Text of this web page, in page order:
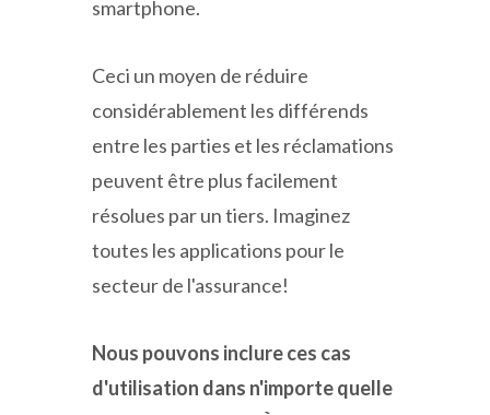
smartphone.
Ceci un moyen de réduire
considérablement les différends
entre les parties et les réclamations
peuvent être plus facilement
résolues par un tiers. Imaginez
toutes les applications pour le
secteur de l'assurance!
Nous pouvons inclure ces cas
d'utilisation dans n'importe quelle